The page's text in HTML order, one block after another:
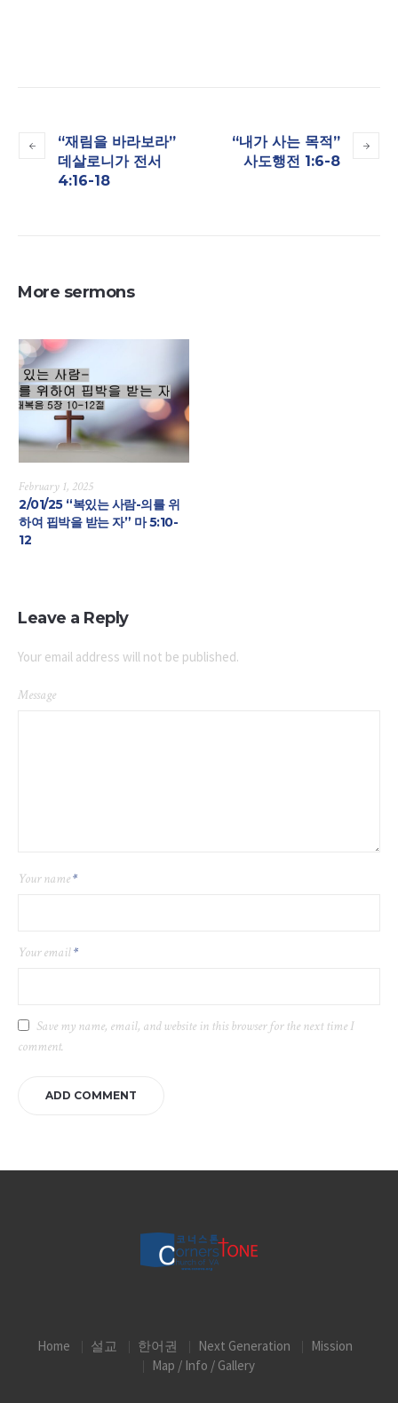
“재림을 바라보라”
데살로니가 전서
4:16-18
“내가 사는 목적”
사도행전 1:6-8
More sermons
February 1, 2025
2/01/25 “복있는 사람-의를 위
하여 핍박을 받는 자” 마 5:10-
12
Leave a Reply
Your email address will not be published.
Message
Your name*
Your email*
Save my name, email, and website in this browser for the next time I
comment.
Home 설교 한어권 Next Generation
Mission
Map / Info / Gallery